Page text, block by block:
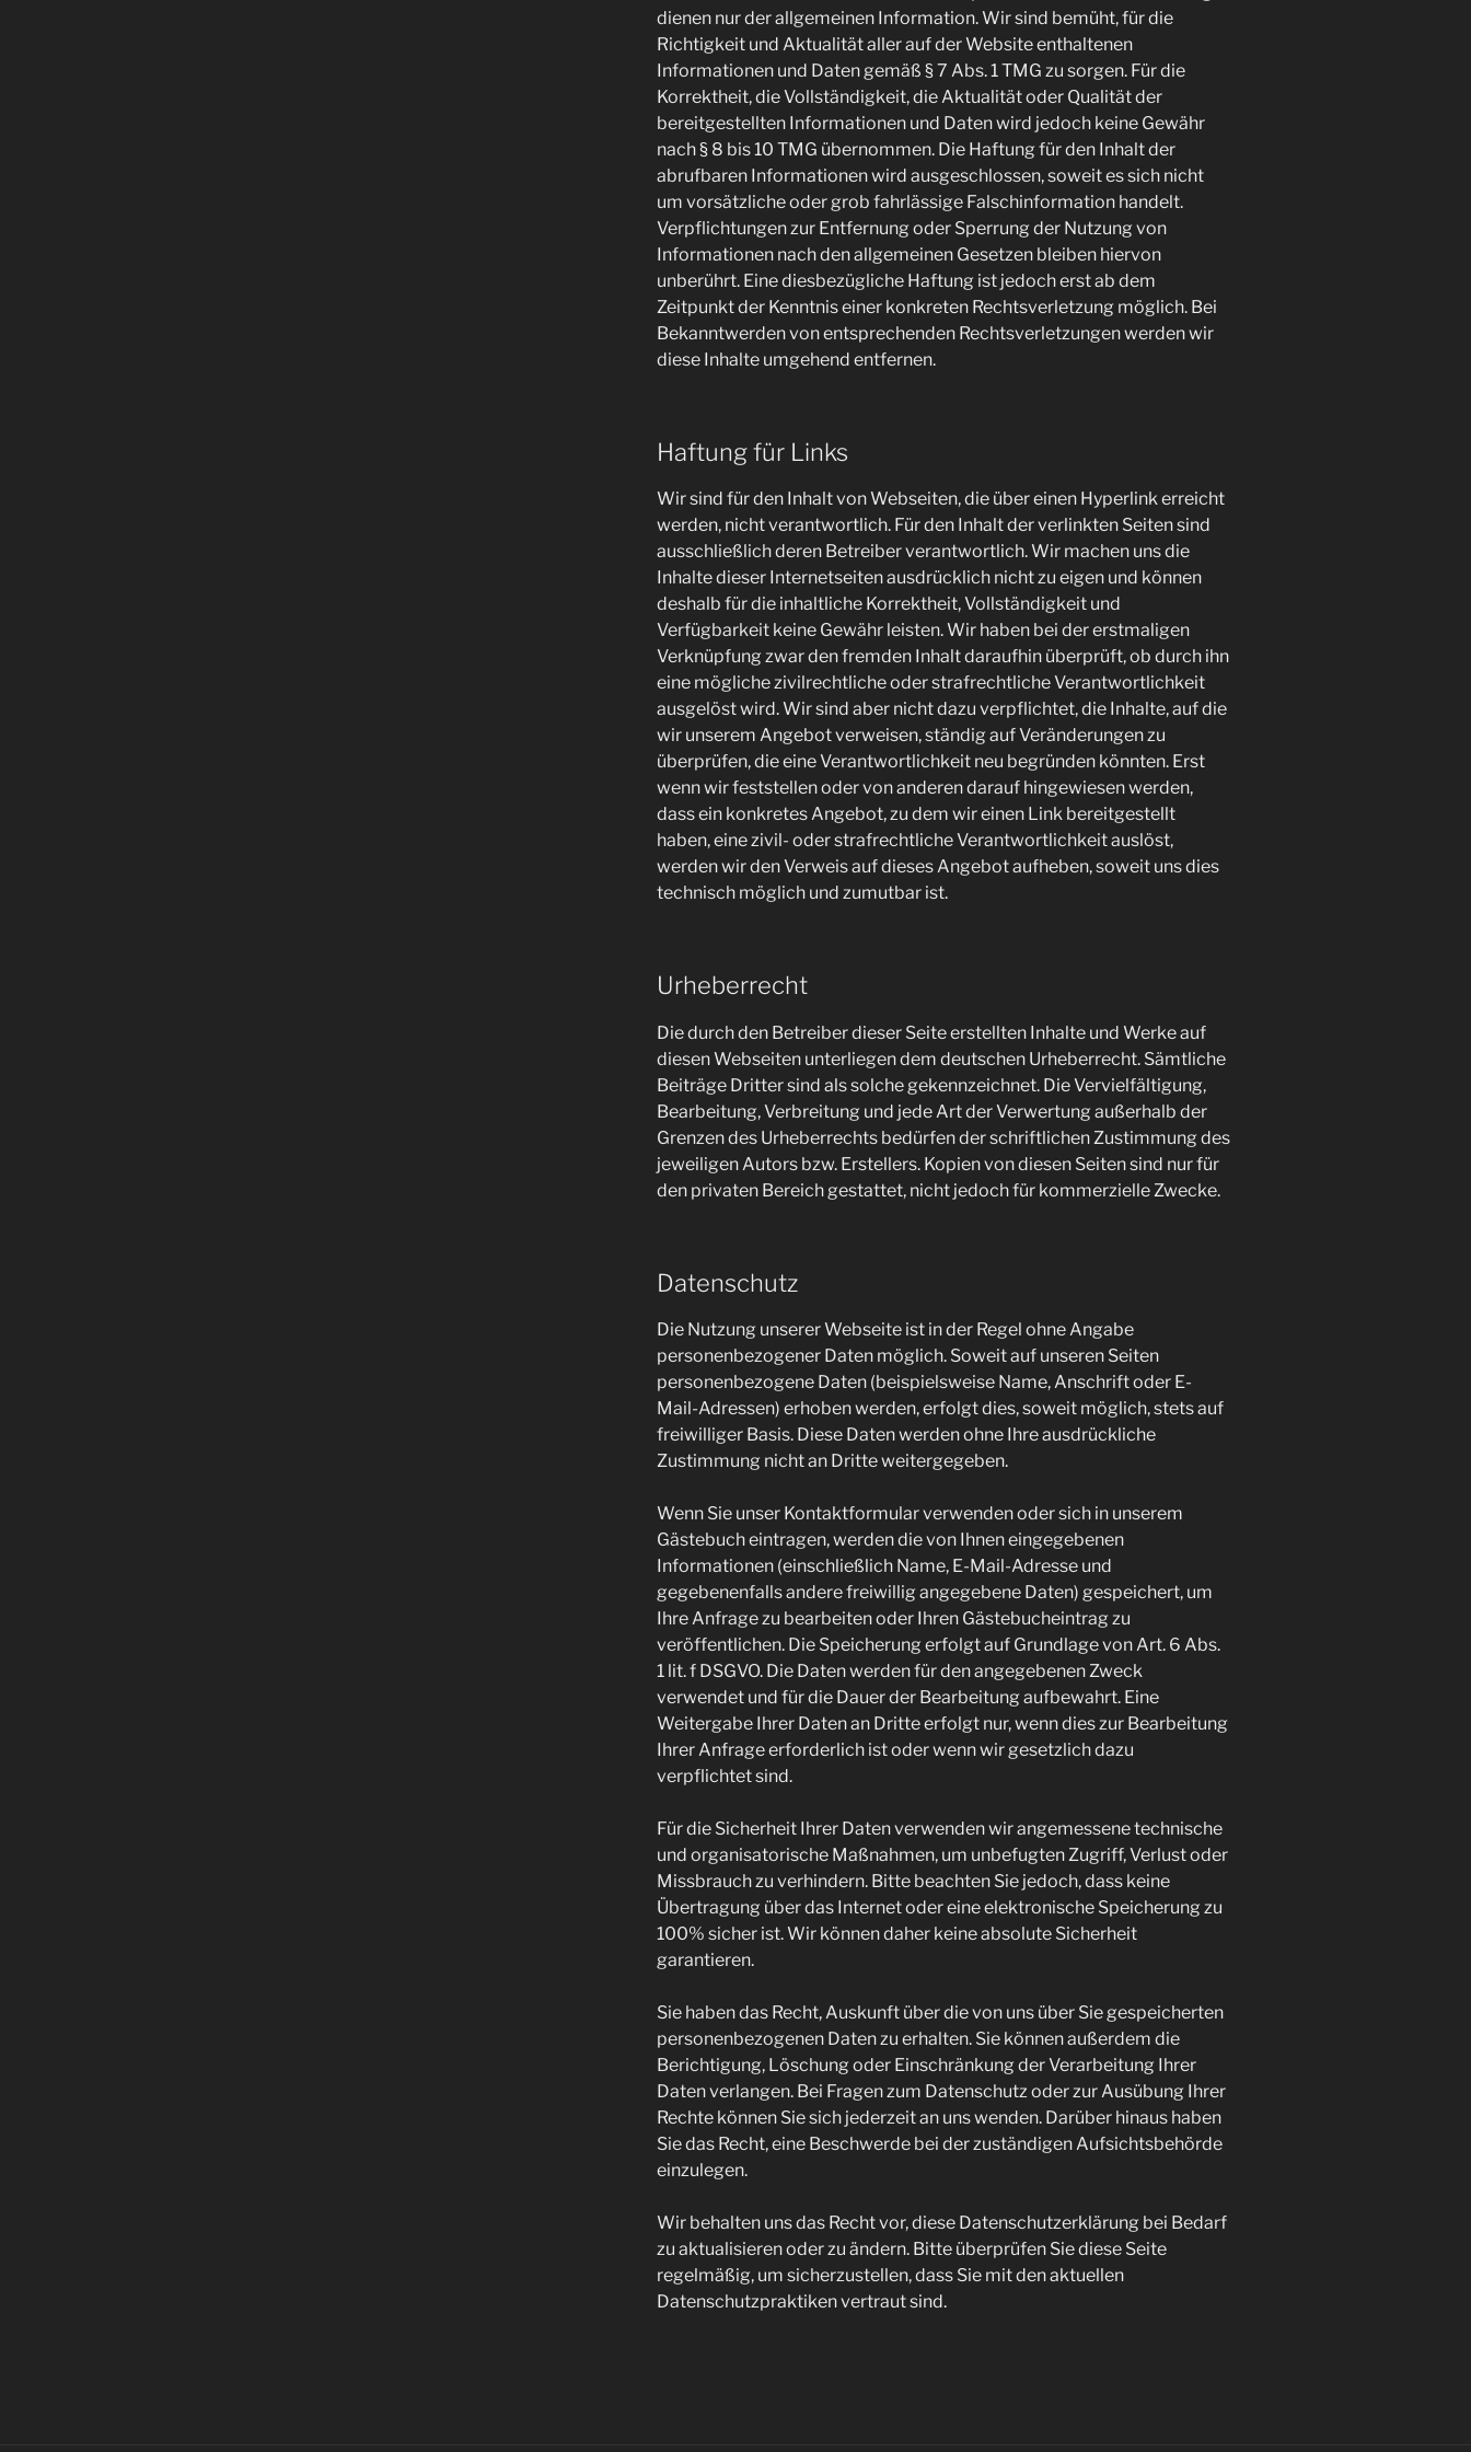
dienen nur der allgemeinen Information. Wir sind bemüht, für die
Richtigkeit und Aktualität aller auf der Website enthaltenen
Informationen und Daten gemäß § 7 Abs. 1 TMG zu sorgen. Für die
Korrektheit, die Vollständigkeit, die Aktualität oder Qualität der
bereitgestellten Informationen und Daten wird jedoch keine Gewähr
nach § 8 bis 10 TMG übernommen. Die Haftung für den Inhalt der
abrufbaren Informationen wird ausgeschlossen, soweit es sich nicht
um vorsätzliche oder grob fahrlässige Falschinformation handelt.
Verpflichtungen zur Entfernung oder Sperrung der Nutzung von
Informationen nach den allgemeinen Gesetzen bleiben hiervon
unberührt. Eine diesbezügliche Haftung ist jedoch erst ab dem
Zeitpunkt der Kenntnis einer konkreten Rechtsverletzung möglich. Bei
Bekanntwerden von entsprechenden Rechtsverletzungen werden wir
diese Inhalte umgehend entfernen.
Haftung für Links
Wir sind für den Inhalt von Webseiten, die über einen Hyperlink erreicht
werden, nicht verantwortlich. Für den Inhalt der verlinkten Seiten sind
ausschließlich deren Betreiber verantwortlich. Wir machen uns die
Inhalte dieser Internetseiten ausdrücklich nicht zu eigen und können
deshalb für die inhaltliche Korrektheit, Vollständigkeit und
Verfügbarkeit keine Gewähr leisten. Wir haben bei der erstmaligen
Verknüpfung zwar den fremden Inhalt daraufhin überprüft, ob durch ihn
eine mögliche zivilrechtliche oder strafrechtliche Verantwortlichkeit
ausgelöst wird. Wir sind aber nicht dazu verpflichtet, die Inhalte, auf die
wir unserem Angebot verweisen, ständig auf Veränderungen zu
überprüfen, die eine Verantwortlichkeit neu begründen könnten. Erst
wenn wir feststellen oder von anderen darauf hingewiesen werden,
dass ein konkretes Angebot, zu dem wir einen Link bereitgestellt
haben, eine zivil- oder strafrechtliche Verantwortlichkeit auslöst,
werden wir den Verweis auf dieses Angebot aufheben, soweit uns dies
technisch möglich und zumutbar ist.
Urheberrecht
Die durch den Betreiber dieser Seite erstellten Inhalte und Werke auf
diesen Webseiten unterliegen dem deutschen Urheberrecht. Sämtliche
Beiträge Dritter sind als solche gekennzeichnet. Die Vervielfältigung,
Bearbeitung, Verbreitung und jede Art der Verwertung außerhalb der
Grenzen des Urheberrechts bedürfen der schriftlichen Zustimmung des
jeweiligen Autors bzw. Erstellers. Kopien von diesen Seiten sind nur für
den privaten Bereich gestattet, nicht jedoch für kommerzielle Zwecke.
Datenschutz
Die Nutzung unserer Webseite ist in der Regel ohne Angabe
personenbezogener Daten möglich. Soweit auf unseren Seiten
personenbezogene Daten (beispielsweise Name, Anschrift oder E-
Mail-Adressen) erhoben werden, erfolgt dies, soweit möglich, stets auf
freiwilliger Basis. Diese Daten werden ohne Ihre ausdrückliche
Zustimmung nicht an Dritte weitergegeben.
Wenn Sie unser Kontaktformular verwenden oder sich in unserem
Gästebuch eintragen, werden die von Ihnen eingegebenen
Informationen (einschließlich Name, E-Mail-Adresse und
gegebenenfalls andere freiwillig angegebene Daten) gespeichert, um
Ihre Anfrage zu bearbeiten oder Ihren Gästebucheintrag zu
veröffentlichen. Die Speicherung erfolgt auf Grundlage von Art. 6 Abs.
1 lit. f DSGVO. Die Daten werden für den angegebenen Zweck
verwendet und für die Dauer der Bearbeitung aufbewahrt. Eine
Weitergabe Ihrer Daten an Dritte erfolgt nur, wenn dies zur Bearbeitung
Ihrer Anfrage erforderlich ist oder wenn wir gesetzlich dazu
verpflichtet sind.
Für die Sicherheit Ihrer Daten verwenden wir angemessene technische
und organisatorische Maßnahmen, um unbefugten Zugriff, Verlust oder
Missbrauch zu verhindern. Bitte beachten Sie jedoch, dass keine
Übertragung über das Internet oder eine elektronische Speicherung zu
100% sicher ist. Wir können daher keine absolute Sicherheit
garantieren.
Sie haben das Recht, Auskunft über die von uns über Sie gespeicherten
personenbezogenen Daten zu erhalten. Sie können außerdem die
Berichtigung, Löschung oder Einschränkung der Verarbeitung Ihrer
Daten verlangen. Bei Fragen zum Datenschutz oder zur Ausübung Ihrer
Rechte können Sie sich jederzeit an uns wenden. Darüber hinaus haben
Sie das Recht, eine Beschwerde bei der zuständigen Aufsichtsbehörde
einzulegen.
Wir behalten uns das Recht vor, diese Datenschutzerklärung bei Bedarf
zu aktualisieren oder zu ändern. Bitte überprüfen Sie diese Seite
regelmäßig, um sicherzustellen, dass Sie mit den aktuellen
Datenschutzpraktiken vertraut sind.